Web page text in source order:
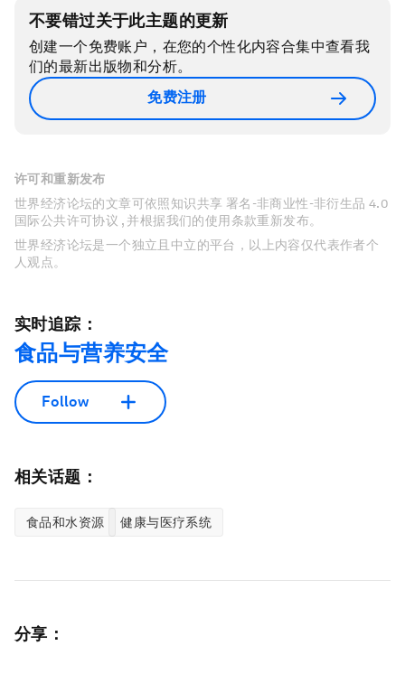
不要错过关于此主题的更新
创建一个免费账户，在您的个性化内容合集中查看我
们的最新出版物和分析。
免费注册
许可和重新发布
世界经济论坛的文章可依照知识共享 署名-非商业性-非衍生品 4.0
国际公共许可协议 , 并根据我们的使用条款重新发布。
世界经济论坛是一个独立且中立的平台，以上内容仅代表作者个
人观点。
实时追踪：
食品与营养安全
Follow
相关话题：
食品和水资源 健康与医疗系统
分享：